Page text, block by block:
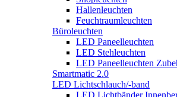
Hallenleuchten
Feuchtraumleuchten
Büroleuchten
LED Paneelleuchten
LED Stehleuchten
LED Paneelleuchten
Smartmatic 2.0
LED Lichtschlauch/-band
LED Lichtbänder